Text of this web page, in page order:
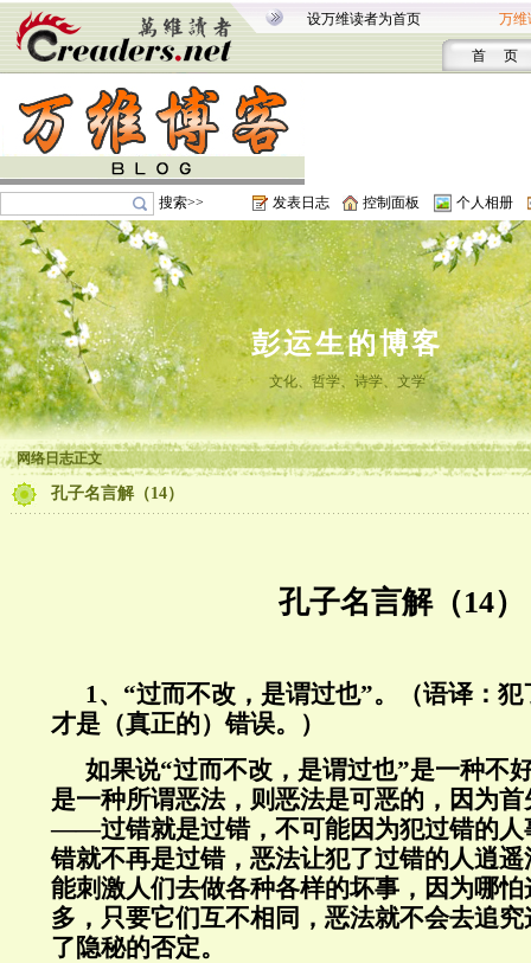
设万维读者为首页 万维
首 页
搜索>> 发表日志 控制面板 个人相册
彭运生的博客
文化、哲学、诗学、文学
网络日志正文
孔子名言解（14）
孔子名言解（14）
1、“过而不改，是谓过也”。（语译：
才是（真正的）错误。）
如果说“过而不改，是谓过也”是一种不
是一种所谓恶法，则恶法是可恶的，因为
——过错就是过错，不可能因为犯过错的人
错就不再是过错，恶法让犯了过错的人逍
能刺激人们去做各种各样的坏事，因为哪
多，只要它们互不相同，恶法就不会去追
了隐秘的否定。